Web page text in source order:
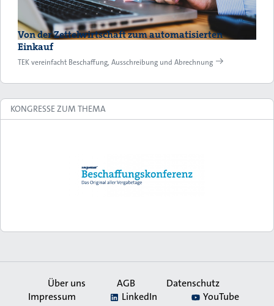
Von der Zettelwirtschaft zum automatisierten
Einkauf
TEK vereinfacht Beschaffung, Ausschreibung und Abrechnung
KONGRESSE ZUM THEMA
Secondary
Über uns AGB
Datenschutz
Impressum
LinkedIn
YouTube